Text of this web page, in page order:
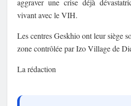
aggraver une crise déjà
vivant avec le VIH.
Les centres Geskhio ont leur siège
zone contrôlée par Izo Village de
La rédaction